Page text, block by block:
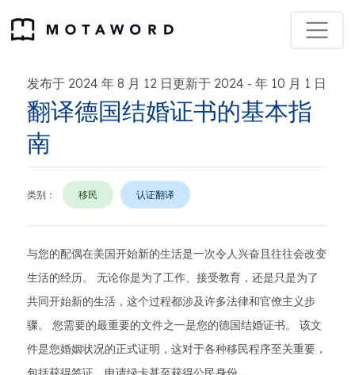
发布于 2024 年 8 月 12 日更新于 2024 - 年 10 月 1 日
翻译德国结婚证书的基本指
南
类别： 移民 认证翻译
与您的配偶在美国开始新的生活是一次令人兴奋且往往会改变
生活的经历。 无论你是为了工作、接受教育，还是只是为了
共同开始新的生活，这个过程都涉及许多法律和官僚主义步
骤。 您需要的最重要的文件之一是您的德国结婚证书。 该文
件是您婚姻状况的正式证明，这对于各种移民程序至关重要，